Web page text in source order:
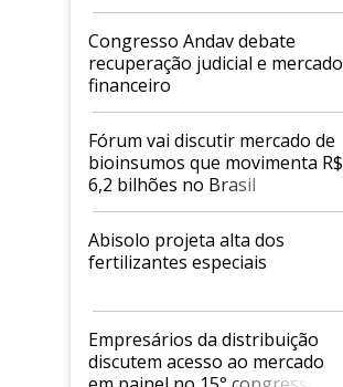
Congresso Andav debate
recuperação judicial e mercado
financeiro
Fórum vai discutir mercado de
bioinsumos que movimenta R$
6,2 bilhões no Brasil
Abisolo projeta alta dos
fertilizantes especiais
Empresários da distribuição
discutem acesso ao mercado